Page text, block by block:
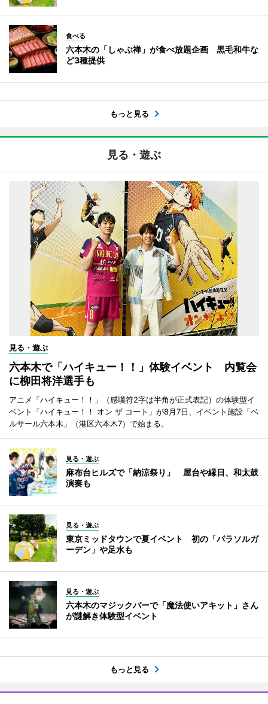
食べる
六本木の「しゃぶ禅」が食べ放題企画 黒毛和牛な
ど3種提供
もっと見る
見る・遊ぶ
見る・遊ぶ
六本木で「ハイキュー！！」体験イベント 内覧会
に柳田将洋選手も
アニメ「ハイキュー！！」（感嘆符2字は半角が正式表記）の体験型イ
ベント「ハイキュー！！ オン ザ コート」が8月7日、イベント施設「ベ
ルサール六本木」（港区六本木7）で始まる。
見る・遊ぶ
麻布台ヒルズで「納涼祭り」 屋台や縁日、和太鼓
演奏も
見る・遊ぶ
東京ミッドタウンで夏イベント 初の「パラソルガ
ーデン」や足水も
見る・遊ぶ
六本木のマジックバーで「魔法使いアキット」さん
が謎解き体験型イベント
もっと見る